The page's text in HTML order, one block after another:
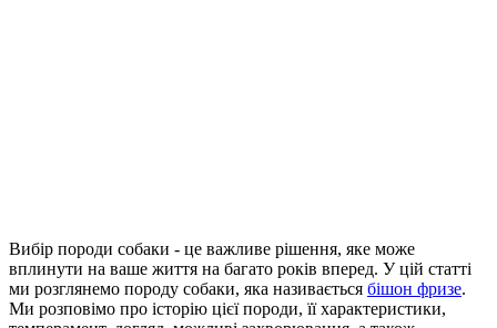
Вибір породи собаки - це важливе рішення, яке може
вплинути на ваше життя на багато років вперед. У цій статті
ми розглянемо породу собаки, яка називається бішон фризе.
Ми розповімо про історію цієї породи, її характеристики,